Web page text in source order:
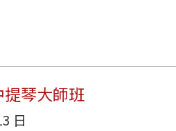
琴大師班
日